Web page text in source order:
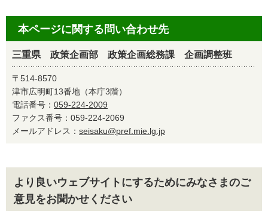
本ページに関する問い合わせ先
三重県 政策企画部 政策企画総務課 企画調整班
〒514-8570
津市広明町13番地（本庁3階）
電話番号： 059-224-2009
ファクス番号：059-224-2069
メールアドレス： seisaku@pref.mie.lg.jp
より良いウェブサイトにするためにみなさまのご
意見をお聞かせください